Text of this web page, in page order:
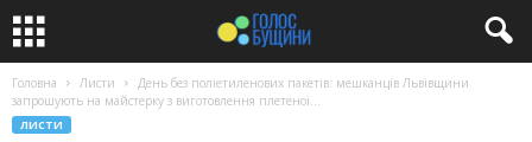
Головна Листи
День без поліетиленових пакетів: мешканців Львівщини
запрошують на майстерку з виготовлення плетеної...
ЛИСТИ